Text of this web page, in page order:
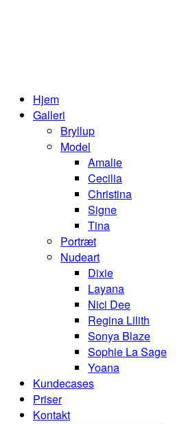
Hjem
Galleri
Bryllup
Model
Amalie
Cecilia
Christina
Signe
Tina
Portræt
Nudeart
Dixie
Layana
Nici Dee
Regina Lilith
Sonya Blaze
Sophie La Sage
Yoana
Kundecases
Priser
Kontakt